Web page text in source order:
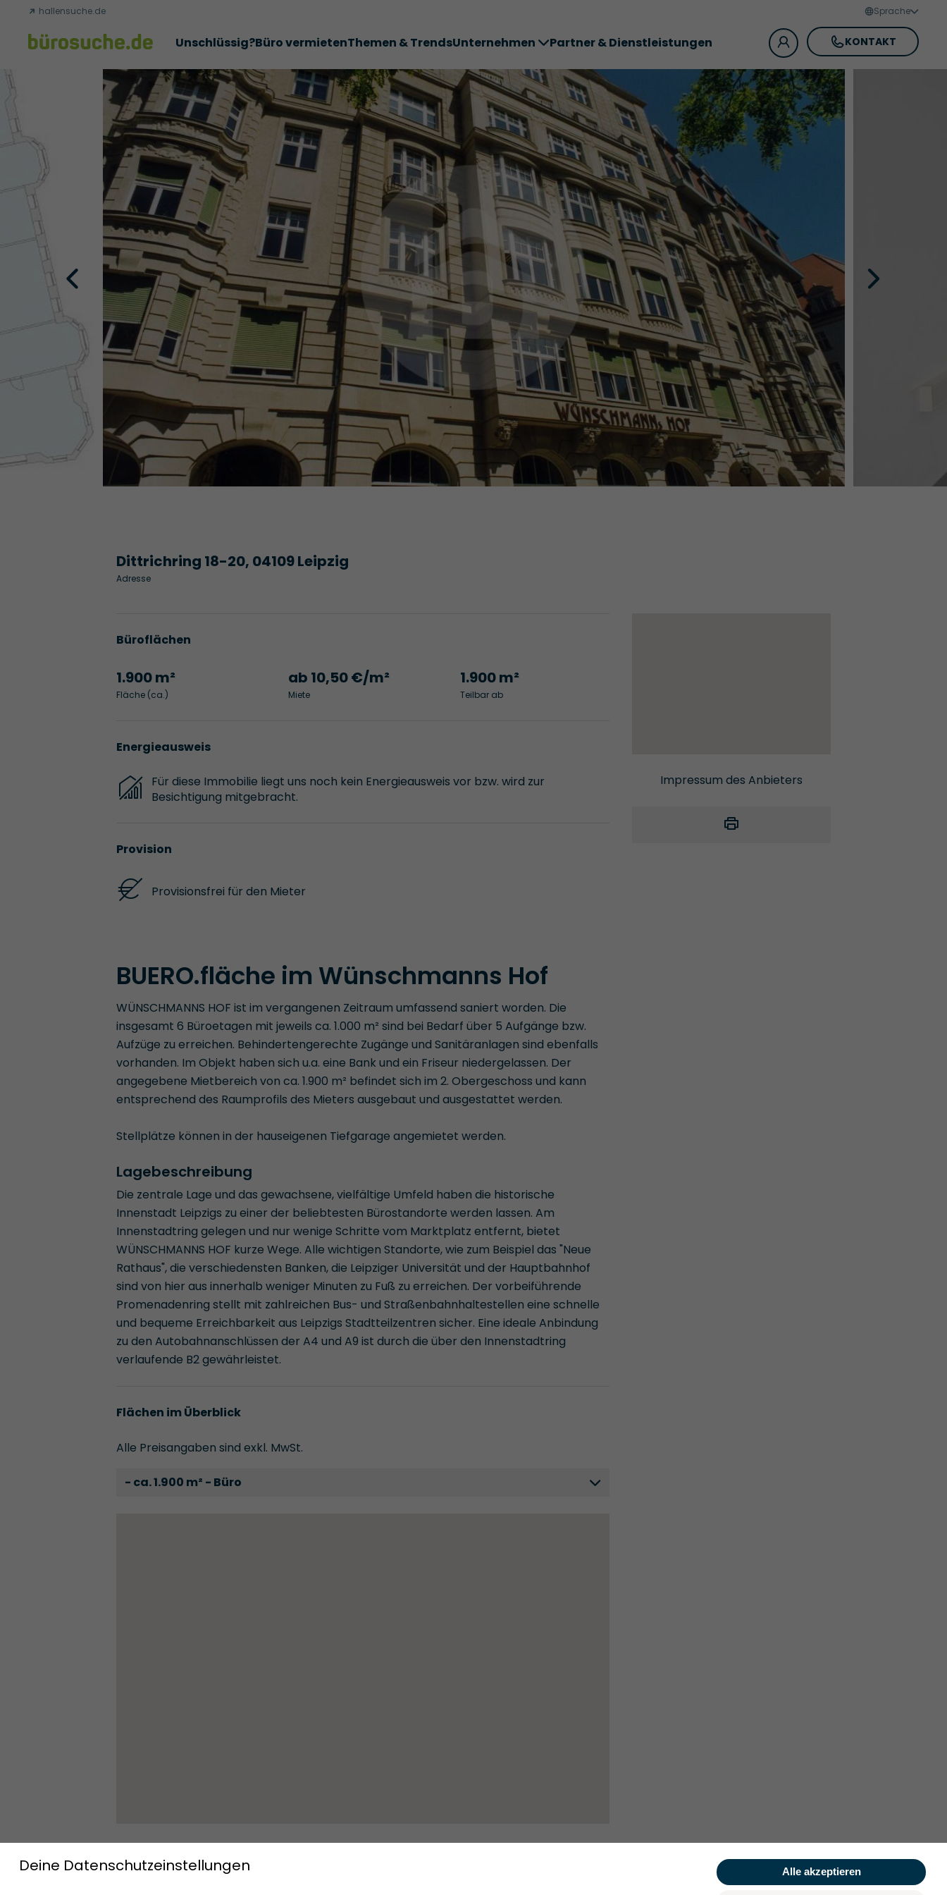
hallensuche.de Sprache
KONTAKT
Unschlüssig?Büro vermietenThemen & TrendsUnternehmen
ErfolgsgeschichtenAbschlüsseÜber uns Büromieter ABC
Partner & Dienstleistungen
Dittrichring 18-20, 04109 Leipzig
Adresse
Büroflächen
1.900 m²
Fläche (ca.)
ab 10,50 €/m²
Miete
1.900 m²
Teilbar ab
Energieausweis
Für diese Immobilie liegt uns noch kein Energieausweis vor bzw. wird zur
Besichtigung mitgebracht.
Provision
Provisionsfrei für den Mieter
BUERO.fläche im Wünschmanns Hof
WÜNSCHMANNS HOF ist im vergangenen Zeitraum umfassend saniert worden. Die
insgesamt 6 Büroetagen mit jeweils ca. 1.000 m² sind bei Bedarf über 5 Aufgänge bzw.
Aufzüge zu erreichen. Behindertengerechte Zugänge und Sanitäranlagen sind ebenfalls
vorhanden. Im Objekt haben sich u.a. eine Bank und ein Friseur niedergelassen. Der
angegebene Mietbereich von ca. 1.900 m² befindet sich im 2. Obergeschoss und kann
entsprechend des Raumprofils des Mieters ausgebaut und ausgestattet werden.
Stellplätze können in der hauseigenen Tiefgarage angemietet werden.
Lagebeschreibung
Die zentrale Lage und das gewachsene, vielfältige Umfeld haben die historische
Innenstadt Leipzigs zu einer der beliebtesten Bürostandorte werden lassen. Am
Innenstadtring gelegen und nur wenige Schritte vom Marktplatz entfernt, bietet
WÜNSCHMANNS HOF kurze Wege. Alle wichtigen Standorte, wie zum Beispiel das "Neue
Rathaus", die verschiedensten Banken, die Leipziger Universität und der Hauptbahnhof
sind von hier aus innerhalb weniger Minuten zu Fuß zu erreichen. Der vorbeiführende
Promenadenring stellt mit zahlreichen Bus- und Straßenbahnhaltestellen eine schnelle
und bequeme Erreichbarkeit aus Leipzigs Stadtteilzentren sicher. Eine ideale Anbindung
zu den Autobahnanschlüssen der A4 und A9 ist durch die über den Innenstadtring
verlaufende B2 gewährleistet.
Flächen im Überblick
Alle Preisangaben sind exkl. MwSt.
- ca. 1.900 m² - Büro
Impressum des Anbieters